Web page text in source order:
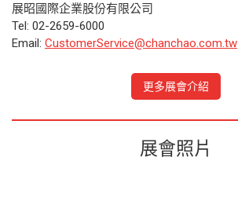
展昭國際企業股份有限公司
Tel: 02-2659-6000
Email: CustomerService@chanchao.com.tw
更多展會介紹
展會照片